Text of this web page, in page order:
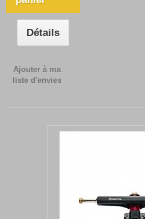
Détails
Ajouter à ma
liste d'envies